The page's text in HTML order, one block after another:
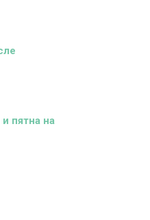
пятна на